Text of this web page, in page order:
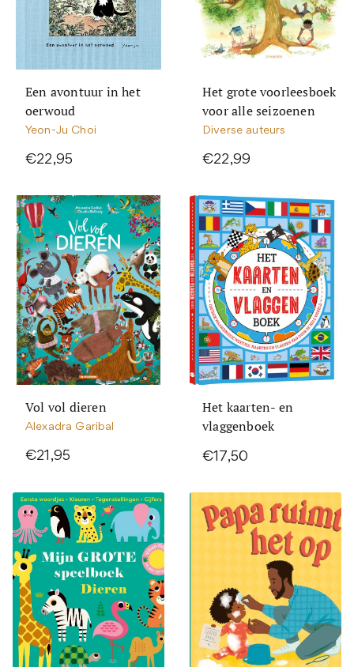
Een avontuur in het
oerwoud
Yeon-Ju Choi
€22,95
Het grote voorleesboek
voor alle seizoenen
Diverse auteurs
€22,99
Vol vol dieren
Alexadra Garibal
€21,95
Het kaarten- en
vlaggenboek
€17,50